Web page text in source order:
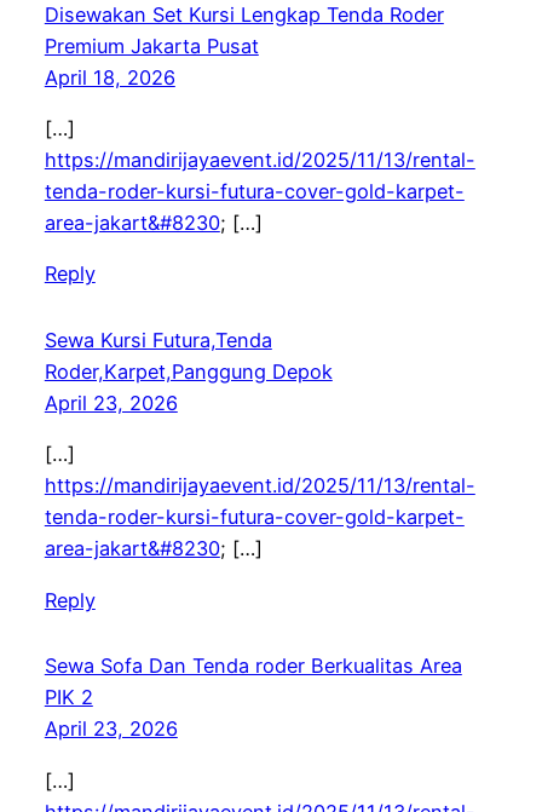
Disewakan Set Kursi Lengkap Tenda Roder
Premium Jakarta Pusat
April 18, 2026
[…]
https://mandirijayaevent.id/2025/11/13/rental-
tenda-roder-kursi-futura-cover-gold-karpet-
area-jakart&#8230; […]
Reply
Sewa Kursi Futura,Tenda
Roder,Karpet,Panggung Depok
April 23, 2026
[…]
https://mandirijayaevent.id/2025/11/13/rental-
tenda-roder-kursi-futura-cover-gold-karpet-
area-jakart&#8230; […]
Reply
Sewa Sofa Dan Tenda roder Berkualitas Area
PIK 2
April 23, 2026
[…]